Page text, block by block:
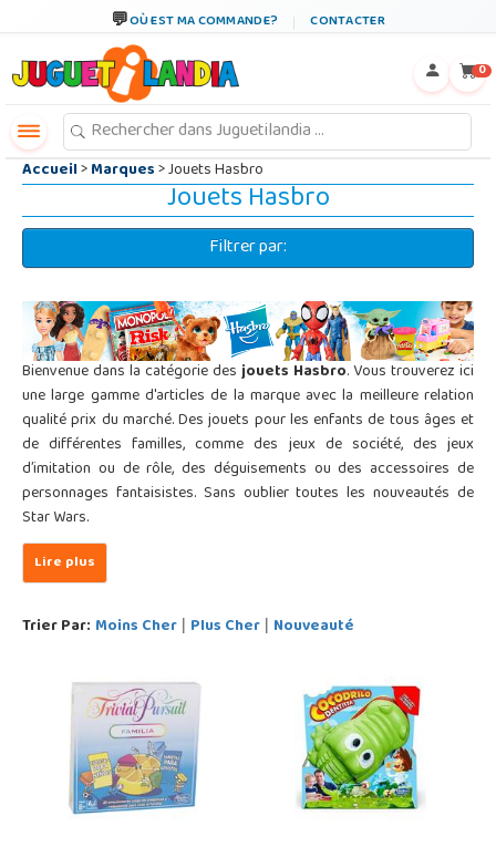
OÙ EST MA COMMANDE? CONTACTER
0
Accueil>Marques> Jouets Hasbro
Jouets Hasbro
Filtrer par:
Bienvenue dans la catégorie desjouets Hasbro. Vous trouverez ici
une large gamme d'articles de la marque avec la meilleure relation
qualité prix du marché. Des jouets pour les enfants de tous âges et
de différentes familles, comme des jeux de société, des jeux
d’imitation ou de rôle, des déguisements ou des accessoires de
personnages fantaisistes. Sans oublier toutes les nouveautés de
Star Wars.
Trier Par: Moins Cher | Plus Cher | Nouveauté